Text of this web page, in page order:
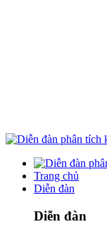
Trang chủ
Diễn đàn
Diễn đàn